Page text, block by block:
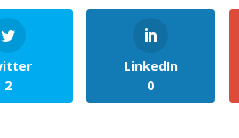
2
LinkedIn
0